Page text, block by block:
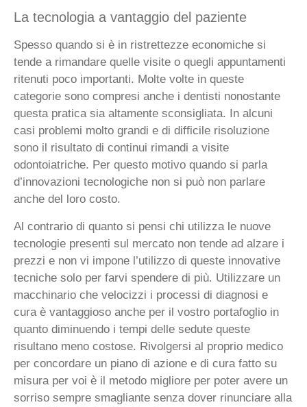
La tecnologia a vantaggio del paziente
Spesso quando si è in ristrettezze economiche si
tende a rimandare quelle visite o quegli appuntamenti
ritenuti poco importanti. Molte volte in queste
categorie sono compresi anche i dentisti nonostante
questa pratica sia altamente sconsigliata. In alcuni
casi problemi molto grandi e di difficile risoluzione
sono il risultato di continui rimandi a visite
odontoiatriche. Per questo motivo quando si parla
d’innovazioni tecnologiche non si può non parlare
anche del loro costo.
Al contrario di quanto si pensi chi utilizza le nuove
tecnologie presenti sul mercato non tende ad alzare i
prezzi e non vi impone l’utilizzo di queste innovative
tecniche solo per farvi spendere di più. Utilizzare un
macchinario che velocizzi i processi di diagnosi e
cura è vantaggioso anche per il vostro portafoglio in
quanto diminuendo i tempi delle sedute queste
risultano meno costose. Rivolgersi al proprio medico
per concordare un piano di azione e di cura fatto su
misura per voi è il metodo migliore per poter avere un
sorriso sempre smagliante senza dover rinunciare alla